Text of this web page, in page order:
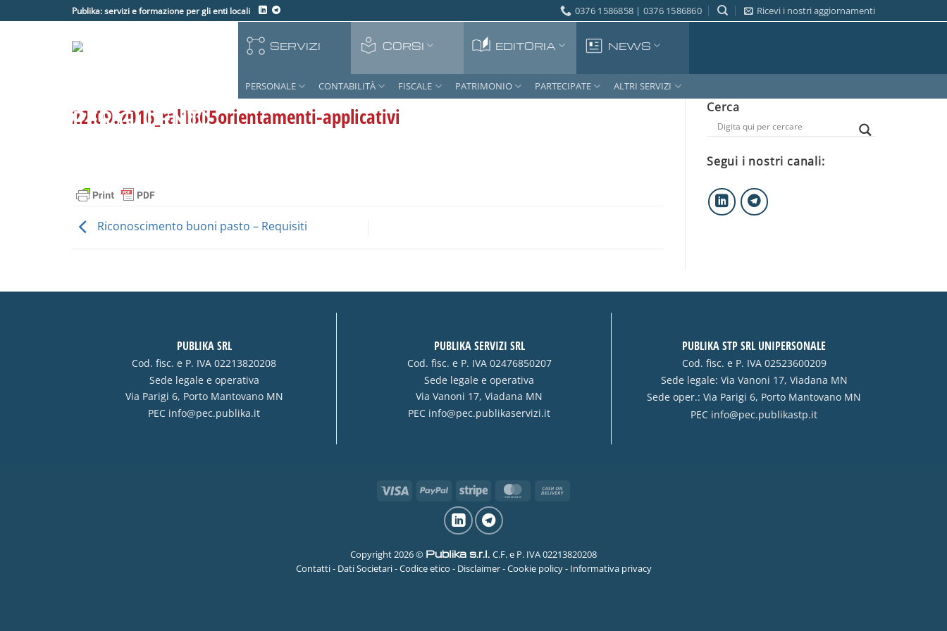
ai
Publika: servizi e formazione per gli enti locali 0376 1586858 | 0376 1586860 Ricevi i nostri aggiornamenti
SERVIZI CORSI EDITORIA NEWS
PERSONALE CONTABILITÀ FISCALE PATRIMONIO PARTECIPATE ALTRI SERVIZI
22.09.2016_ral1865orientamenti-applicativi
Riconoscimento buoni pasto – Requisiti
Cerca
Segui i nostri canali:
PUBLIKA SRL
Cod. fisc. e P. IVA 02213820208
Sede legale e operativa
Via Parigi 6, Porto Mantovano MN
PEC info@pec.publika.it
PUBLIKA SERVIZI SRL
Cod. fisc. e P. IVA 02476850207
Sede legale e operativa
Via Vanoni 17, Viadana MN
PEC info@pec.publikaservizi.it
PUBLIKA STP SRL UNIPERSONALE
Cod. fisc. e P. IVA 02523600209
Sede legale: Via Vanoni 17, Viadana MN
Sede oper.: Via Parigi 6, Porto Mantovano MN
PEC info@pec.publikastp.it
Visa PayPal Stripe MasterCard
Copyright 2026 © Publika s.r.l. C.F. e P. IVA 02213820208
Contatti- Dati Societari-Codice etico - Disclaimer-Cookie policy- Informativa privacy